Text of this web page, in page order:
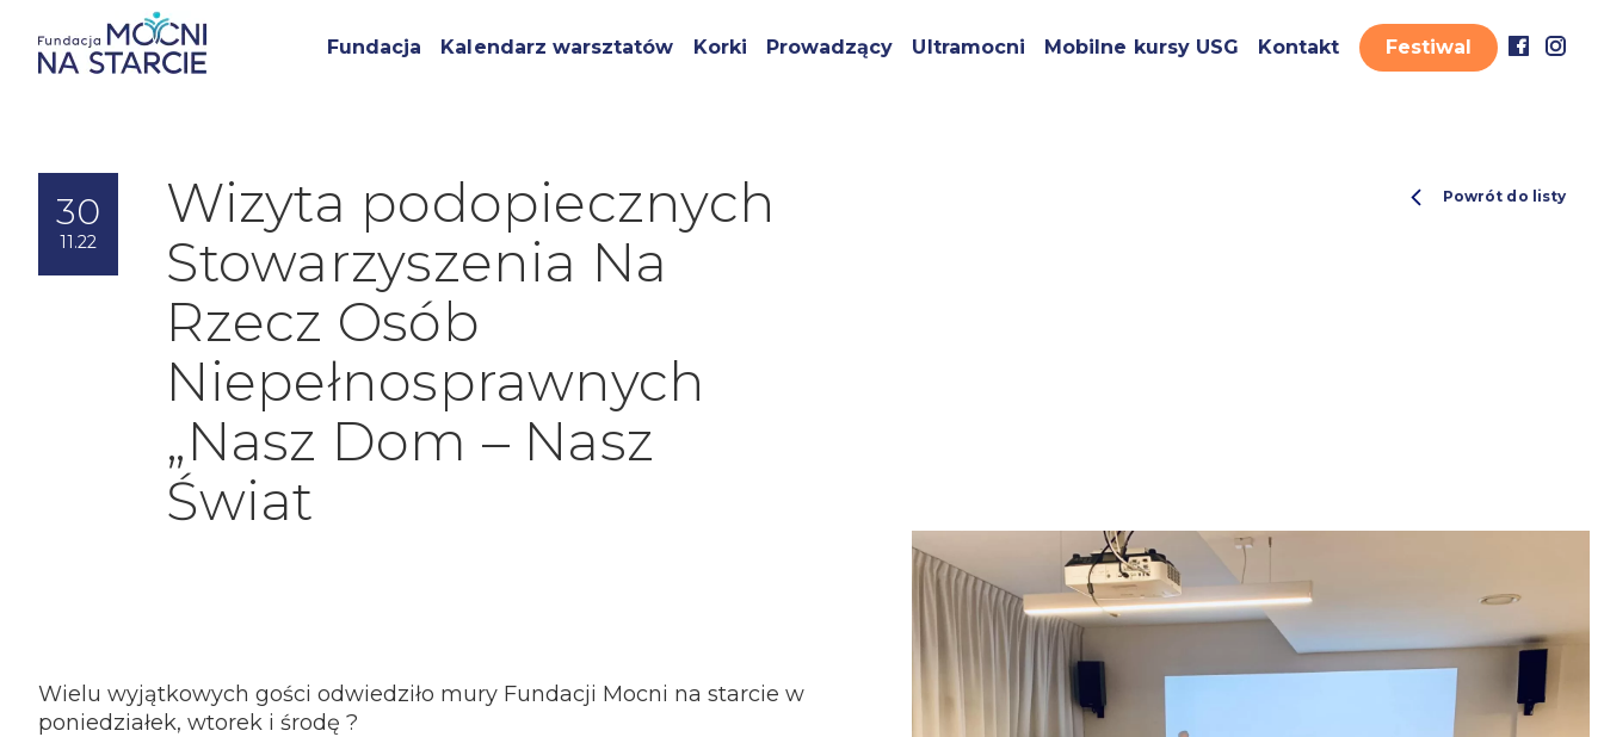
Fundacja Kalendarz warsztatów Korki Prowadzący Ultramocni Mobilne kursy USG Kontakt Festiwal
30
11.22
Wizyta podopiecznych
Stowarzyszenia Na
Rzecz Osób
Niepełnosprawnych
„Nasz Dom – Nasz
Świat
Powrót do listy
Wielu wyjątkowych gości odwiedziło mury Fundacji Mocni na starcie w
poniedziałek, wtorek i środę ?